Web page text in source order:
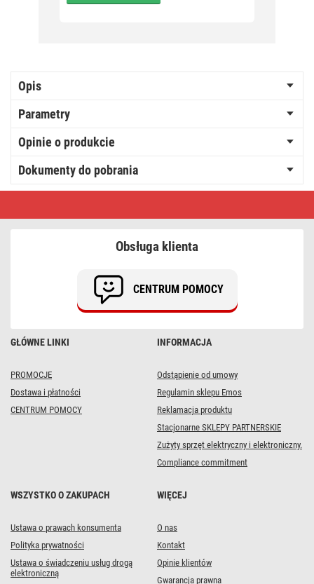
Opis
Parametry
Opinie o produkcie
Dokumenty do pobrania
Profi
GŁÓWNE LINKI
PROMOCJE
Dostawa i płatności
CENTRUM POMOCY
INFORMACJA
Odstąpienie od umowy
Regulamin sklepu Emos
Reklamacja produktu
Stacjonarne SKLEPY PARTNERSKIE
Zużyty sprzęt elektryczny i elektroniczny.
Compliance commitment
WSZYSTKO O ZAKUPACH
Ustawa o prawach konsumenta
Polityka prywatności
Ustawa o świadczeniu usług drogą
elektroniczną
WIĘCEJ
O nas
Kontakt
Opinie klientów
Gwarancja prawna
Obsługa klienta
CENTRUM POMOCY